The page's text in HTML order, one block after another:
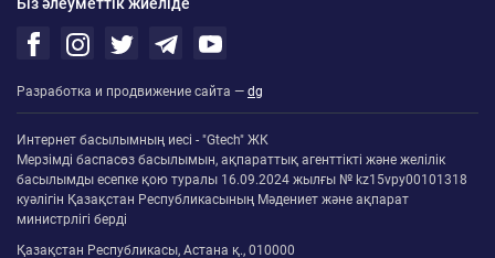
Разработка и продвижение сайта — dg
Интернет басылымның иесі - "Gtech" ЖК
Мерзімді баспасөз басылымын, ақпараттық агенттікті және желілік
басылымды есепке қою туралы 16.09.2024 жылғы № kz15vpy00101318
куәлігін Қазақстан Республикасының Мәдениет және ақпарат
министрлігі берді
Қазақстан Республикасы, Астана қ., 010000